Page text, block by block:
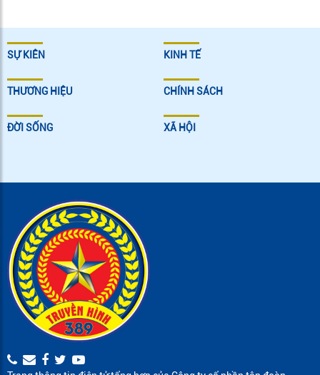
SỰ KIÊN KINH TẾ
THƯƠNG HIỆU CHÍNH SÁCH
ĐỜI SỐNG XÃ HỘI